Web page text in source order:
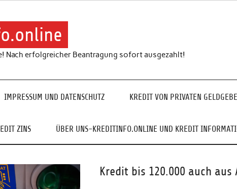
Nach erfolgreicher Beantragung sofort ausgezahlt!
IMPRESSUM UND DATENSCHUTZ KREDIT VON PRIVATEN
ZINS ÜBER UNS-KREDITINFO.ONLINE UND KREDIT
Kredit bis 120.000 auch